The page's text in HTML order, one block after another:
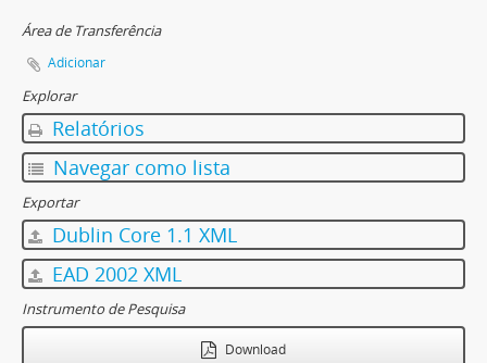
Área de Transferência
Adicionar
Explorar
Relatórios
Navegar como lista
Exportar
Dublin Core 1.1 XML
EAD 2002 XML
Instrumento de Pesquisa
Download